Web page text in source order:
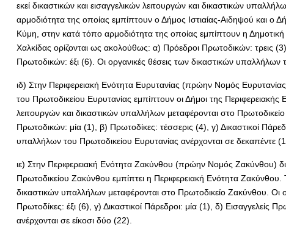
εκεί δικαστικών και εισαγγελικών λειτουργών και δικαστικών
αρμοδιότητα της οποίας εμπίπτουν ο Δήμος Ιστιαίας-Αιδηψού και
Κύμη, στην κατά τόπο αρμοδιότητα της οποίας εμπίπτουν η
Χαλκίδας ορίζονται ως ακολούθως: α) Πρόεδροι Πρωτοδικών: τρεις
Πρωτοδικών: έξι (6). Οι οργανικές θέσεις των δικαστικών υπαλλήλων
ιδ) Στην Περιφερειακή Ενότητα Ευρυτανίας (πρώην Νομός
του Πρωτοδικείου Ευρυτανίας εμπίπτουν οι Δήμοι της Περιφερειακής
λειτουργών και δικαστικών υπαλλήλων μεταφέρονται στο
Πρωτοδικών: μία (1), β) Πρωτοδίκες: τέσσερις (4), γ) Δικαστικοί
υπαλλήλων του Πρωτοδικείου Ευρυτανίας ανέρχονται σε δεκαπέντε
ιε) Στην Περιφερειακή Ενότητα Ζακύνθου (πρώην Νομός Ζακύνθου)
Πρωτοδικείου Ζακύνθου εμπίπτει η Περιφερειακή Ενότητα Ζακύνθου.
δικαστικών υπαλλήλων μεταφέρονται στο Πρωτοδικείο Ζακύνθου.
Πρωτοδίκες: έξι (6), γ) Δικαστικοί Πάρεδροι: μία (1), δ) Εισαγγελείς
ανέρχονται σε είκοσι δύο (22).